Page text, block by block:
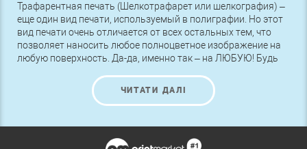
Трафарентная печать (Шелкотрафарет или шелкография) –
еще один вид печати, используемый в полиграфии. Но этот
вид печати очень отличается от всех остальных тем, что
позволяет наносить любое полноцветное изображение на
любую поверхность. Да-да, именно так – на ЛЮБУЮ! Будь
дерево или металл, ткань или стекло – подойдет любая
основа, а изображение на ней получится яркое, четкое и
ЧИТАТИ ДАЛІ